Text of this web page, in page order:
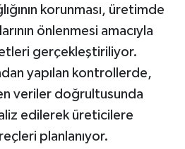
korunması, üretimde
önlenmesi amacıyla
gerçekleştiriliyor.
yapılan kontrollerde,
veriler doğrultusunda
edilerek üreticilere
planlanıyor.